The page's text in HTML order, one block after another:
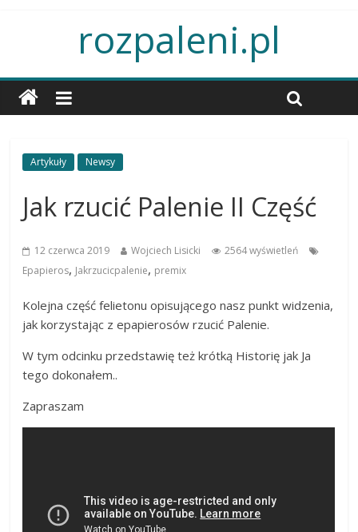
rozpaleni.pl
Artykuły Newsy
Jak rzucić Palenie II Część
12 czerwca 2019 Wojciech Lisicki
2564 wyświetleń
Epapieros, Jakrzucicpalenie, premix
Kolejna część felietonu opisującego nasz punkt widzenia,
jak korzystając z epapierosów rzucić Palenie.
W tym odcinku przedstawię też krótką Historię jak Ja
tego dokonałem..
Zapraszam